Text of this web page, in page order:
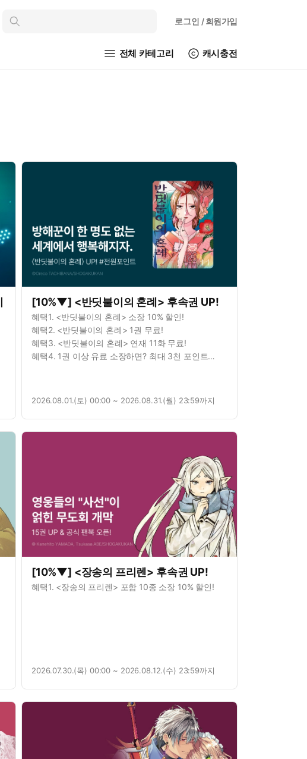
인
로그인 / 회원가입
전체 카테고리 캐시충전
[10%▼] <반딧불이의 혼례> 후속권 UP!
혜택1. <반딧불이의 혼례> 소장 10% 할인!
혜택2. <반딧불이의 혼례> 1권 무료!
혜택3. <반딧불이의 혼례> 연재 11화 무료!
혜택4. 1권 이상 유료 소장하면? 최대 3천 포인트
2026.08.01.(토) 00:00 ~ 2026.08.31.(월) 23:59까지
[10%▼] <장송의 프리렌> 후속권 UP!
혜택1. <장송의 프리렌> 포함 10종 소장 10% 할인!
2026.07.30.(목) 00:00 ~ 2026.08.12.(수) 23:59까지